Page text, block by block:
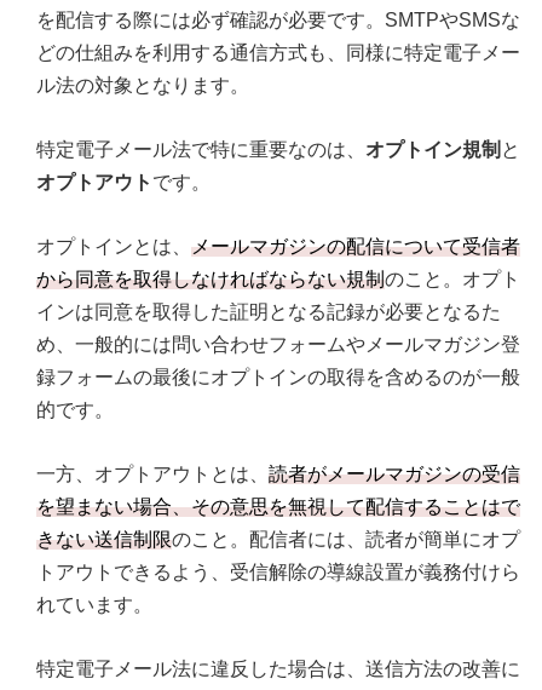
を配信する際には必ず確認が必要です。SMTPやSMSな
どの仕組みを利用する通信方式も、同様に特定電子メー
ル法の対象となります。
特定電子メール法で特に重要なのは、 オプトイン規制 と
オプトアウト です。
オプトインとは、 メールマガジンの配信について受信者
から同意を取得しなければならない規制のこと。オプト
インは同意を取得した証明となる記録が必要となるた
め、一般的には問い合わせフォームやメールマガジン登
録フォームの最後にオプトインの取得を含めるのが一般
的です。
一方、オプトアウトとは、 読者がメールマガジンの受信
を望まない場合、その意思を無視して配信することはで
きない送信制限のこと。配信者には、読者が簡単にオプ
トアウトできるよう、受信解除の導線設置が義務付けら
れています。
特定電子メール法に違反した場合は、送信方法の改善に